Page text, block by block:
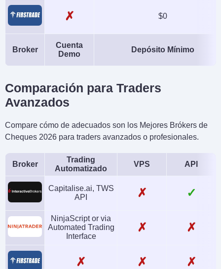
✗ $0
Broker
Cuenta
Demo
Depósito Mínimo
Comparación para Traders
Avanzados
Compare cómo de adecuados son los Mejores Brókers de
Cheques 2026 para traders avanzados o profesionales.
Broker
Trading
Automatizado
VPS API
Capitalise.ai, TWS
API
✗ ✓
NinjaScript or via
Automated Trading
Interface
✗ ✗
✗ ✗ ✗